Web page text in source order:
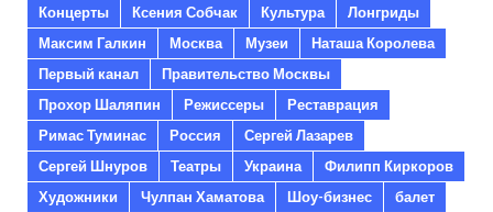
Концерты
Ксения Собчак Культура
Лонгриды
Максим Галкин
Москва Музеи
Наташа Королева
Первый канал
Правительство Москвы
Прохор Шаляпин
Режиссеры
Реставрация
Римас Туминас
Россия
Сергей Лазарев
Сергей Шнуров
Театры Украина
Филипп Киркоров
Художники
Чулпан Хаматова Шоу-бизнес
балет